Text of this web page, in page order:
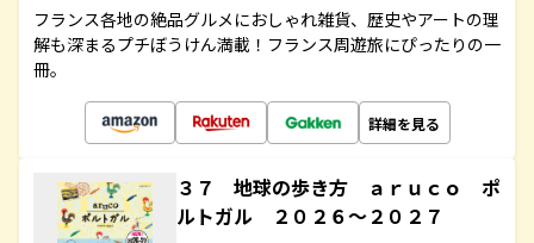
フランス各地の絶品グルメにおしゃれ雑貨、歴史やアートの理
解も深まるプチぼうけん満載！フランス周遊旅にぴったりの一
冊。
詳細を見る
３７ 地球の歩き方 ａｒｕｃｏ ポ
ルトガル ２０２６～２０２７